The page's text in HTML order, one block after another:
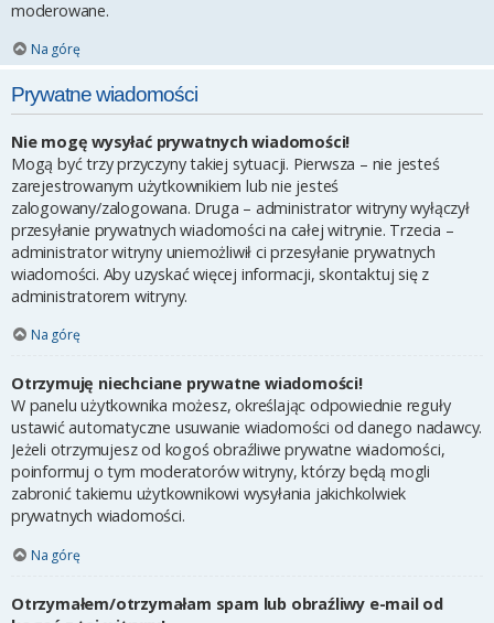
moderowane.
Na górę
Prywatne wiadomości
Nie mogę wysyłać prywatnych wiadomości!
Mogą być trzy przyczyny takiej sytuacji. Pierwsza – nie jesteś
zarejestrowanym użytkownikiem lub nie jesteś
zalogowany/zalogowana. Druga – administrator witryny wyłączył
przesyłanie prywatnych wiadomości na całej witrynie. Trzecia –
administrator witryny uniemożliwił ci przesyłanie prywatnych
wiadomości. Aby uzyskać więcej informacji, skontaktuj się z
administratorem witryny.
Na górę
Otrzymuję niechciane prywatne wiadomości!
W panelu użytkownika możesz, określając odpowiednie reguły
ustawić automatyczne usuwanie wiadomości od danego nadawcy.
Jeżeli otrzymujesz od kogoś obraźliwe prywatne wiadomości,
poinformuj o tym moderatorów witryny, którzy będą mogli
zabronić takiemu użytkownikowi wysyłania jakichkolwiek
prywatnych wiadomości.
Na górę
Otrzymałem/otrzymałam spam lub obraźliwy e-mail od